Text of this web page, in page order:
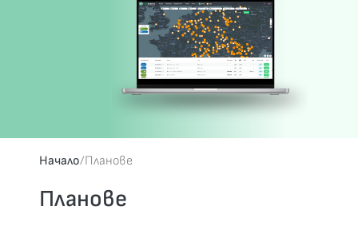
Начало/Планове
Планове